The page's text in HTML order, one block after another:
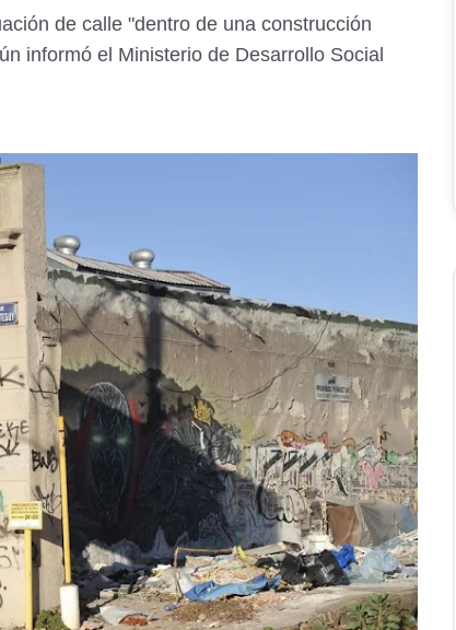
de calle "dentro de una construcción
informó el Ministerio de Desarrollo Social